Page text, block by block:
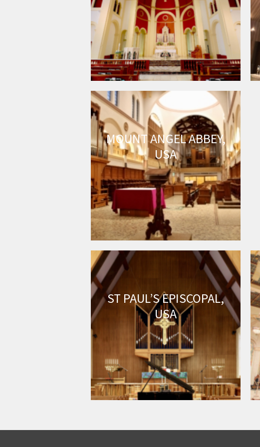
MOUNT ANGEL ABBEY,
USA
ST PAUL’S EPISCOPAL,
USA